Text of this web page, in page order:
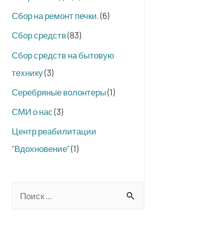
Сбор на ремонт печки.(6)
Сбор средств(83)
Сбор средств на бытовую
технику(3)
Серебряные волонтеры(1)
СМИ о нас(3)
Центр реабилитации
"Вдохновение"(1)